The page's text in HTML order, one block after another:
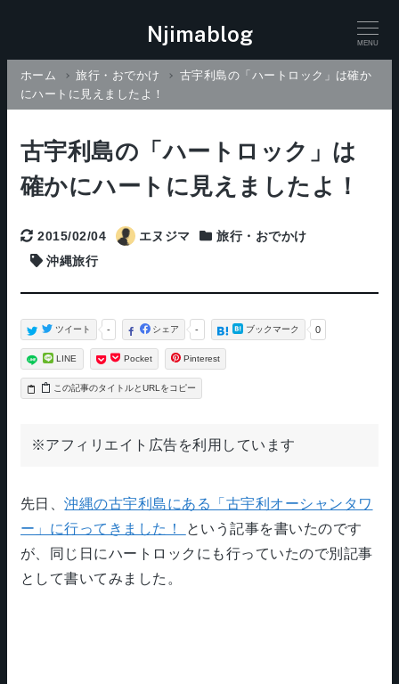
Njimablog MENU
ホーム 旅行・おでかけ
古宇利島の「ハートロック」は確か
にハートに見えましたよ！
古宇利島の「ハートロック」は
確かにハートに見えましたよ！
更新日
2015/02/04 エヌジマ
Categories
旅行・おでかけ
タグ
沖縄旅行
-
シェア
-
ツイート 0
ブックマーク
LINE Pocket Pinterest
タイトルとURLをコピー
※アフィリエイト広告を利用しています
先日、沖縄の古宇利島にある「古宇利オーシャンタワ
ー」に行ってきました！
という記事を書いたのです
が、同じ日にハートロックにも行っていたので別記事
として書いてみました。